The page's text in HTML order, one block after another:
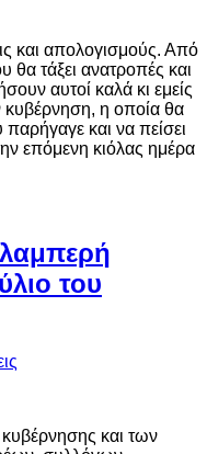
και απολογισμούς. Από
θα τάξει ανατροπές και
αυτοί καλά κι εμείς
κυβέρνηση, η οποία θα
και να πείσει
επόμενη κιόλας ημέρα
του
και των